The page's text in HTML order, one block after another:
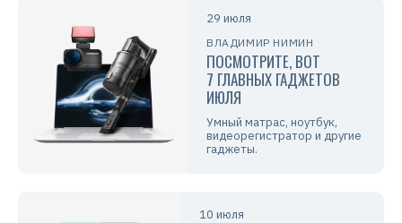
29 июля
ВЛАДИМИР НИМИН
ПОСМОТРИТЕ, ВОТ
7 ГЛАВНЫХ ГАДЖЕТОВ
ИЮЛЯ
Умный матрас, ноутбук,
видеорегистратор и другие
гаджеты.
10 июля